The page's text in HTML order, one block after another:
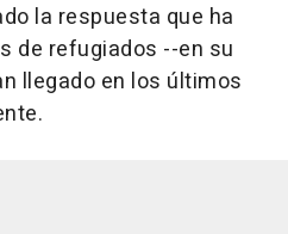
la respuesta que ha
de refugiados --en su
llegado en los últimos